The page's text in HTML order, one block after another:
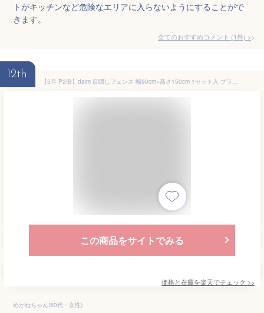
トがキッチンなど危険なエリアに入らないようにすることがで
きます。
全てのおすすめコメント (1件) >
12th
【5月 P2倍】daim 目隠しフェンス 幅90cm×高さ150cm 1セット入 ブラウン diy 隣家 境界 フェンス 目隠し 縦型 プランター 庭 仕切り ガーデニングフェンス 花壇 庭造り シンプル おしゃれ 囲い 屋外フェンス 送料無料
この商品をサイトでみる
価格と在庫を楽天でチェック >>
めがねちゃん(50代・女性)